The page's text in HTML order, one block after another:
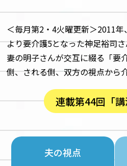
＜毎月第2・4火曜更新＞2011
より要介護5となった神足裕司
妻の明子さんが交互に綴る「要
側、される側、双方の視点から
連載第44回「講
夫の視点